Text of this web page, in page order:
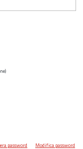
password Modifica password